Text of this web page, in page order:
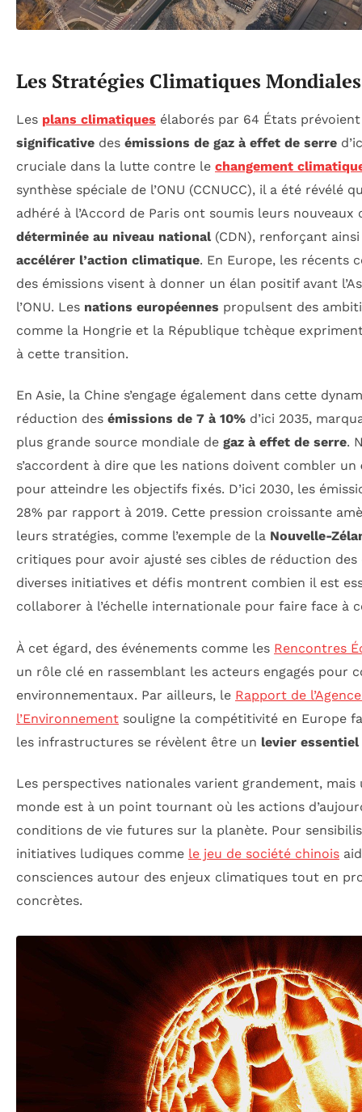
Les Stratégies Climatiques Mondiales
Les plans climatiques élaborés par 64 États
significative des émissions de gaz à effet de serre
cruciale dans la lutte contre le changement
synthèse spéciale de l’ONU (CCNUCC), il a été révélé
adhéré à l’Accord de Paris ont soumis leurs
déterminée au niveau national(CDN), renforçant
accélérer l’action climatique. En Europe, les récents
des émissions visent à donner un élan positif avant
l’ONU. Les nations européennes propulsent des
comme la Hongrie et la République tchèque
à cette transition.
En Asie, la Chine s’engage également dans cette
réduction des émissions de 7 à 10% d’ici 2035,
plus grande source mondiale de gaz à effet de serre.
s’accordent à dire que les nations doivent combler un
pour atteindre les objectifs fixés. D’ici 2030, les
28% par rapport à 2019. Cette pression croissante
leurs stratégies, comme l’exemple de la Nouvelle-
critiques pour avoir ajusté ses cibles de réduction des
diverses initiatives et défis montrent combien il est
collaborer à l’échelle internationale pour faire face à
À cet égard, des événements comme les Rencontres
un rôle clé en rassemblant les acteurs engagés pour
environnementaux. Par ailleurs, le Rapport de
l’Environnement souligne la compétitivité en Europe
les infrastructures se révèlent être un levier essentiel
Les perspectives nationales varient grandement,
monde est à un point tournant où les actions
conditions de vie futures sur la planète. Pour
initiatives ludiques comme le jeu de société chinois
consciences autour des enjeux climatiques tout en
concrètes.